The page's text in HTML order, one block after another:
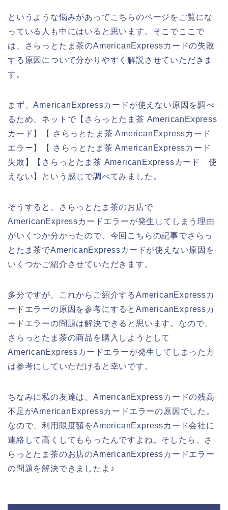
というような悩みがあってこちらのページをご覧にな
っている人も中にはいると思います。そこでここで
は、さらっとたま茶のAmericanExpressカードの失敗
する原因について分かりやすく解説させていただきま
す。
まず、AmericanExpressカードが使えない原因を調べ
るため、ネットで【さらっとたま茶 AmericanExpress
カード】【 さらっとたま茶 AmericanExpressカード
エラー】【 さらっとたま茶 AmericanExpressカード
失敗】【さらっとたま茶 AmericanExpressカード 使
えない】という感じで調べてみました。
そうすると、さらっとたま茶のお店で
AmericanExpressカードエラーが発生してしまう理由
がいくつか分かったので、今回こちらの記事でさらっ
とたま茶でAmericanExpressカードが使えない原因を
いくつかご紹介させていただきます。
多分ですが、これからご紹介するAmericanExpressカ
ードエラーの原因を参考にするとAmericanExpressカ
ードエラーの問題は解決できると思います。なので、
さらっとたま茶の商品を購入しようとして
AmericanExpressカードエラーが発生してしまった方
は参考にしていただけると幸いです。
ちなみに私の友達は、AmericanExpressカードの残高
不足がAmericanExpressカードエラーの原因でした。
なので、利用限度額をAmericanExpressカード会社に
連絡して高くしてもらったんですよね。そしたら、さ
らっとたま茶のお店のAmericanExpressカードエラー
の問題を解決できましたよ♪